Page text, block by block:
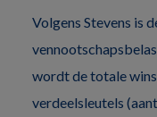
Volgens Stevens is
wordt de totale
verdeelsleutels